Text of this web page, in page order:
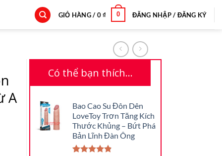
GIỎ HÀNG / 0₫ 0 ĐĂNG NHẬP / ĐĂNG KÝ
Có thể bạn thích…
Bao Cao Su Đôn Dên
LoveToy Trơn Tăng Kích
Thước Khủng – Bứt Phá
Bản Lĩnh Đàn Ông
A